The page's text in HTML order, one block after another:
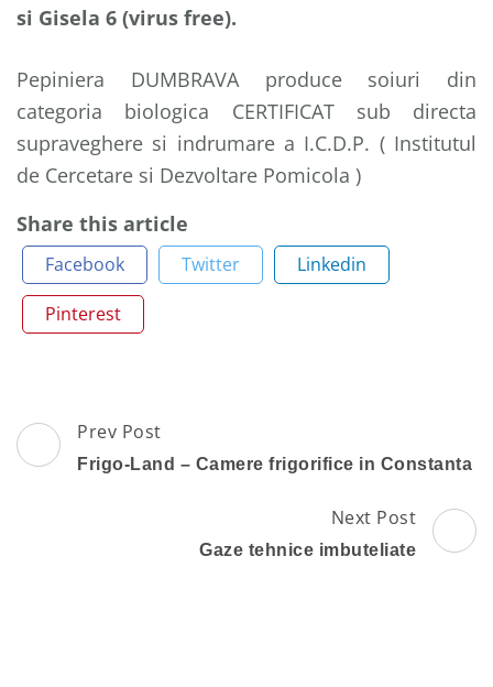
si Gisela 6 (virus free).
Pepiniera DUMBRAVA produce soiuri din
categoria biologica CERTIFICAT sub directa
supraveghere si indrumare a I.C.D.P. ( Institutul
de Cercetare si Dezvoltare Pomicola )
Share this article
Facebook Twitter Linkedin
Pinterest
Post
Navigation
Prev Post
Frigo-Land – Camere frigorifice in Constanta
Next Post
Gaze tehnice imbuteliate